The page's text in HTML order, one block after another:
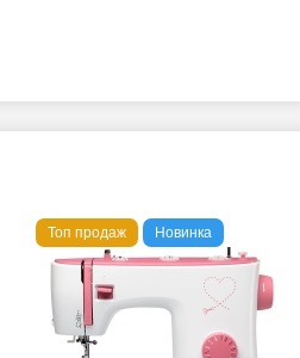
Топ продаж Новинка